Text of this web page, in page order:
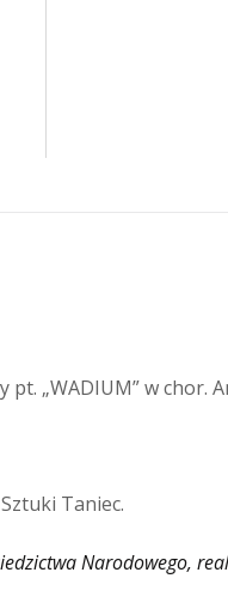
„WADIUM” w chor.
Taniec.
Narodowego,